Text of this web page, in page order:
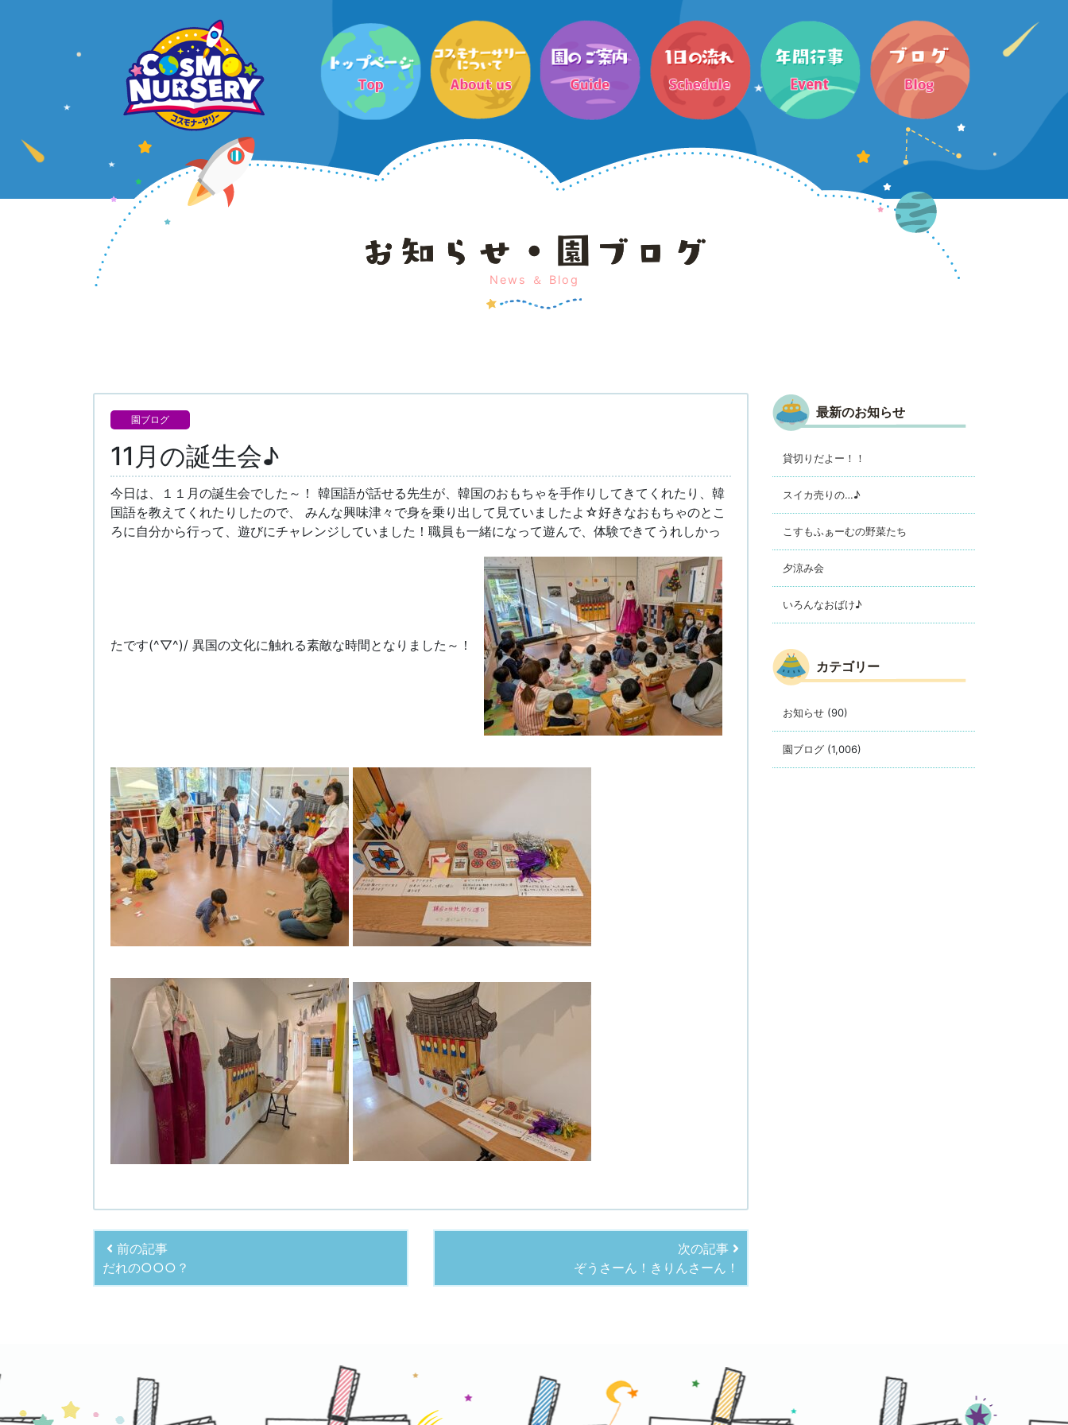
News ＆ Blog
園ブログ
11月の誕生会♪
今日は、１１月の誕生会でした～！ 韓国語が話せる先生が、韓国のおもちゃを手作りしてきてくれたり、韓
国語を教えてくれたりしたので、 みんな興味津々で身を乗り出して見ていましたよ☆好きなおもちゃのとこ
ろに自分から行って、遊びにチャレンジしていました！職員も一緒になって遊んで、体験できてうれしかっ
たです(^▽^)/ 異国の文化に触れる素敵な時間となりました～！
前の記事
だれの○○○？
次の記事
ぞうさーん！きりんさーん！
最新のお知らせ
貸切りだよー！！
スイカ売りの…♪
こすもふぁーむの野菜たち
夕涼み会
いろんなおばけ♪
カテゴリー
お知らせ (90)
園ブログ (1,006)